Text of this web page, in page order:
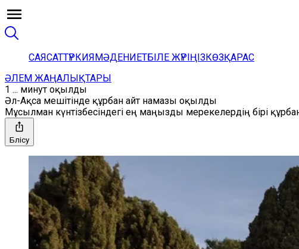
САЯСАТТҮРКИЯМӘДЕНИЕТБІЛЕ ЖҮРІҢІЗКӨЗҚАРАС
ӘЛЕМ ЖАҢАЛЫҚТАРЫ
1 ... минут оқылды
Әл-Ақса мешітінде құрбан айт намазы оқылды
Мұсылман күнтізбесіндегі ең маңызды мерекелердің бірі
Бөлісу